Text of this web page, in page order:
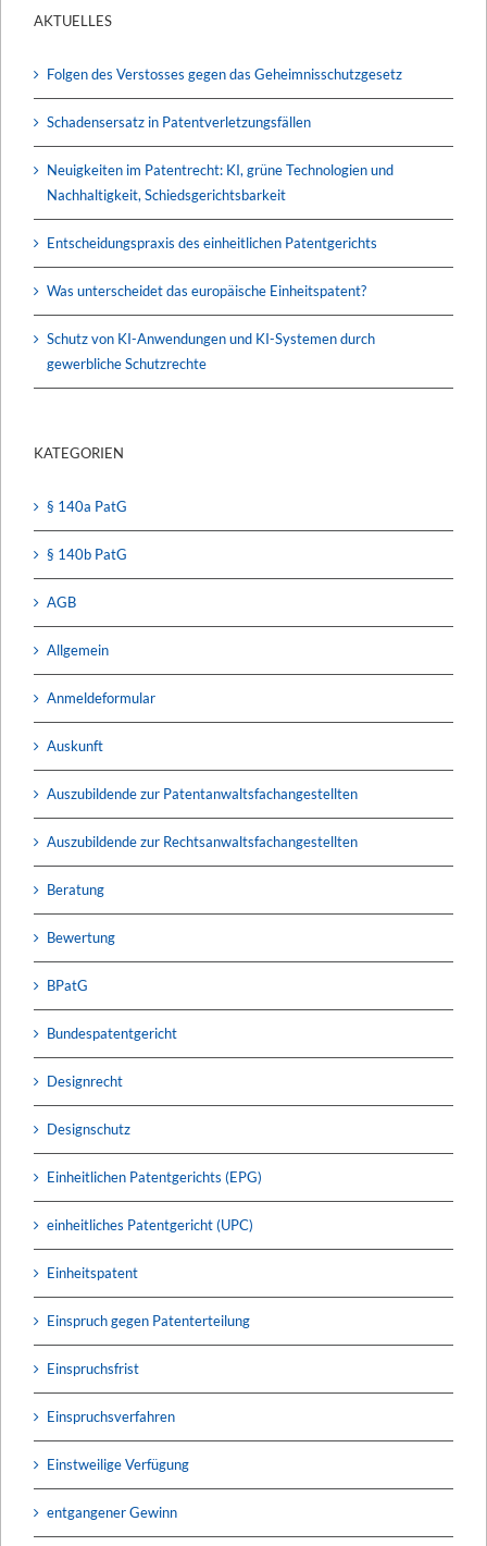
AKTUELLES
Folgen des Verstosses gegen das Geheimnisschutzgesetz
Schadensersatz in Patentverletzungsfällen
Neuigkeiten im Patentrecht: KI, grüne Technologien und
Nachhaltigkeit, Schiedsgerichtsbarkeit
Entscheidungspraxis des einheitlichen Patentgerichts
Was unterscheidet das europäische Einheitspatent?
Schutz von KI-Anwendungen und KI-Systemen durch
gewerbliche Schutzrechte
KATEGORIEN
§ 140a PatG
§ 140b PatG
AGB
Allgemein
Anmeldeformular
Auskunft
Auszubildende zur Patentanwaltsfachangestellten
Auszubildende zur Rechtsanwaltsfachangestellten
Beratung
Bewertung
BPatG
Bundespatentgericht
Designrecht
Designschutz
Einheitlichen Patentgerichts (EPG)
einheitliches Patentgericht (UPC)
Einheitspatent
Einspruch gegen Patenterteilung
Einspruchsfrist
Einspruchsverfahren
Einstweilige Verfügung
entgangener Gewinn